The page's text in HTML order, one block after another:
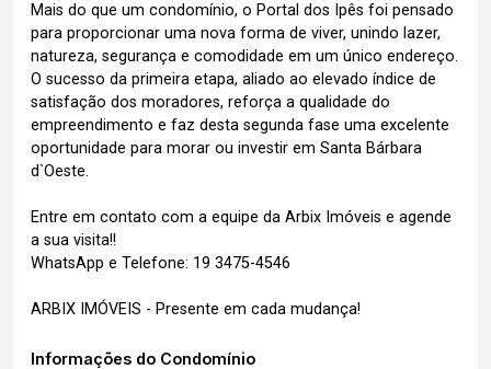
Mais do que um condomínio, o Portal dos Ipês foi pensado
para proporcionar uma nova forma de viver, unindo lazer,
natureza, segurança e comodidade em um único endereço.
O sucesso da primeira etapa, aliado ao elevado índice de
satisfação dos moradores, reforça a qualidade do
empreendimento e faz desta segunda fase uma excelente
oportunidade para morar ou investir em Santa Bárbara
d`Oeste.
Entre em contato com a equipe da Arbix Imóveis e agende
a sua visita!!
WhatsApp e Telefone: 19 3475-4546
ARBIX IMÓVEIS - Presente em cada mudança!
Informações do Condomínio